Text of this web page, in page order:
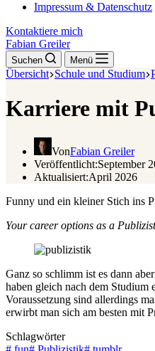
Impressum & Datenschutz
Kontaktiere mich
Fabian Greiler
Suchen Menü
Übersicht Schule und Studium
Karriere mit
VonFabian Greiler
Veröffentlicht:September
Aktualisiert:April 2026
Funny und ein kleiner Stich ins
Your career options as a
Ganz so schlimm ist es dann
haben gleich nach dem Studium
Voraussetzung sind allerdings
erwirbt man sich am besten mit
Schlagwörter